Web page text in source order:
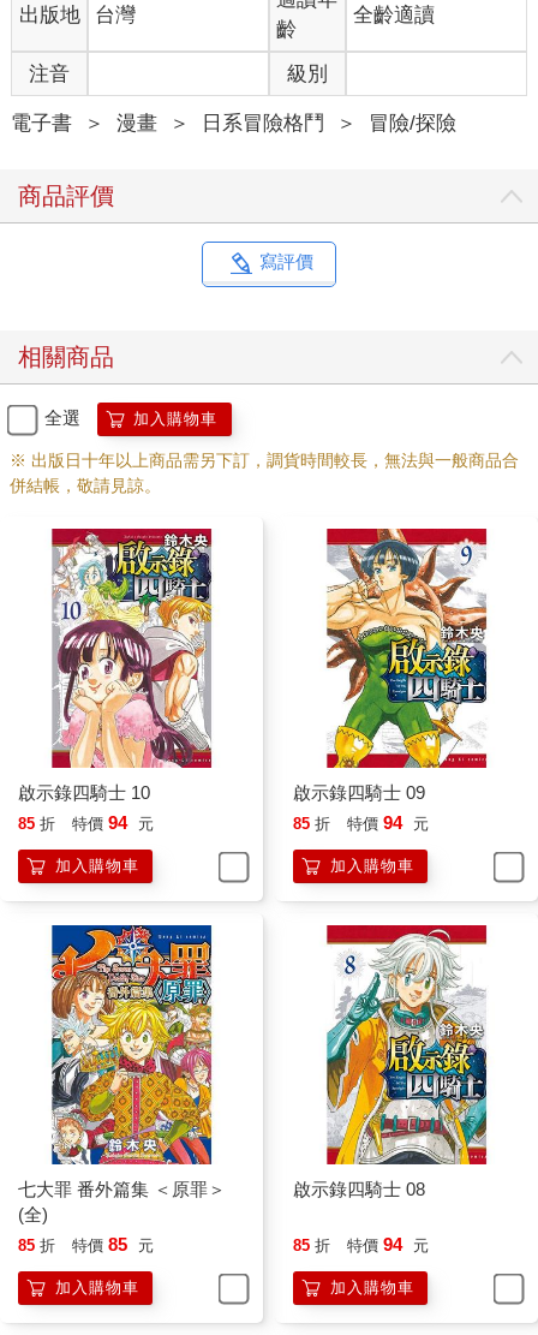
出版地 台灣
齡
全齡適讀
注音 級別
電子書 ＞ 漫畫 ＞ 日系冒險格鬥 ＞ 冒險/探險
商品評價
寫評價
相關商品
全選 加入購物車
※ 出版日十年以上商品需另下訂，調貨時間較長，無法與一般商品合
併結帳，敬請見諒。
啟示錄四騎士 10
85 折 特價 94 元
加入購物車
啟示錄四騎士 09
85 折 特價 94 元
加入購物車
七大罪 番外篇集 ＜原罪＞
(全)
85 折 特價 85 元
加入購物車
啟示錄四騎士 08
85 折 特價 94 元
加入購物車